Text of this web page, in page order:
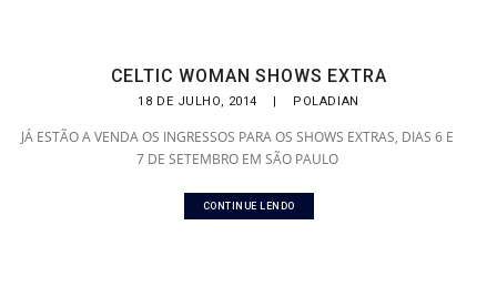
CELTIC WOMAN SHOWS EXTRA
18 DE JULHO, 2014 | POLADIAN
JÁ ESTÃO A VENDA OS INGRESSOS PARA OS SHOWS EXTRAS, DIAS 6 E
7 DE SETEMBRO EM SÃO PAULO
CONTINUE LENDO